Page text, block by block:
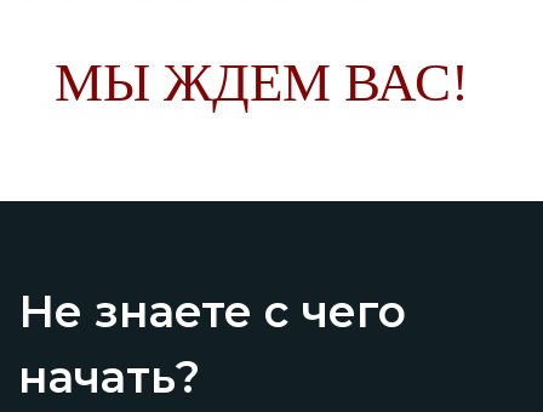
МЫ ЖДЕМ ВАС!
Не знаете с чего
начать?